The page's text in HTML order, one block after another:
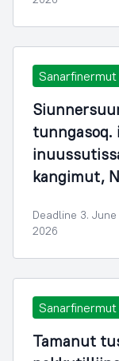
tunngasoq.
kangimut,
Deadline 3. June
2026
Tamanut